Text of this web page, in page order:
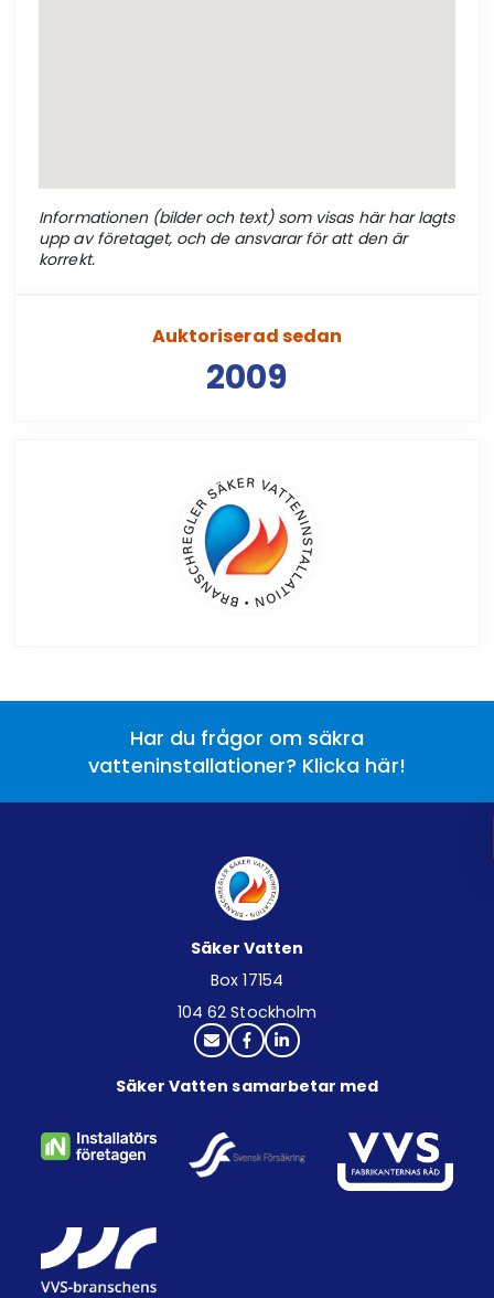
Informationen (bilder och text) som visas här har lagts
upp av företaget, och de ansvarar för att den är
korrekt.
Auktoriserad sedan
2009
Har du frågor om säkra
vatteninstallationer? Klicka här!
Säker Vatten
Box 17154
104 62 Stockholm
Säker Vatten samarbetar med